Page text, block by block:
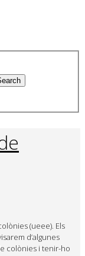
(ueee). Els
d’algunes
colònies i tenir-ho